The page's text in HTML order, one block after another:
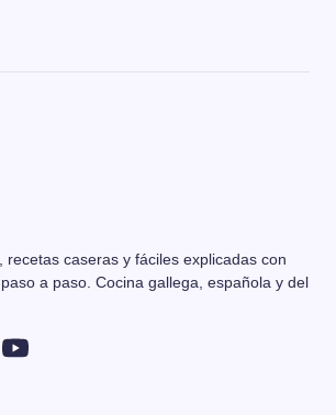
recetas caseras y fáciles explicadas con
a paso. Cocina gallega, española y del